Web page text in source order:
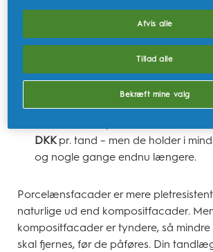
derefter udskiftes.
Også kendt
facader, og disse belægninger er
at passe til dine tænder, så de
tandlægebesøg til proceduren – et
dine tænder til facaderne, og et
facaderne på plads.
DKKpr. tand – men de holder i
og nogle gange endnu længere.
Porcelænsfacader er mere
naturlige ud end kompositfacader.
kompositfacader er tyndere, så
skal fjernes, før de påføres. Din
Afvis alle
Tillad alle
Bekræft mine valg